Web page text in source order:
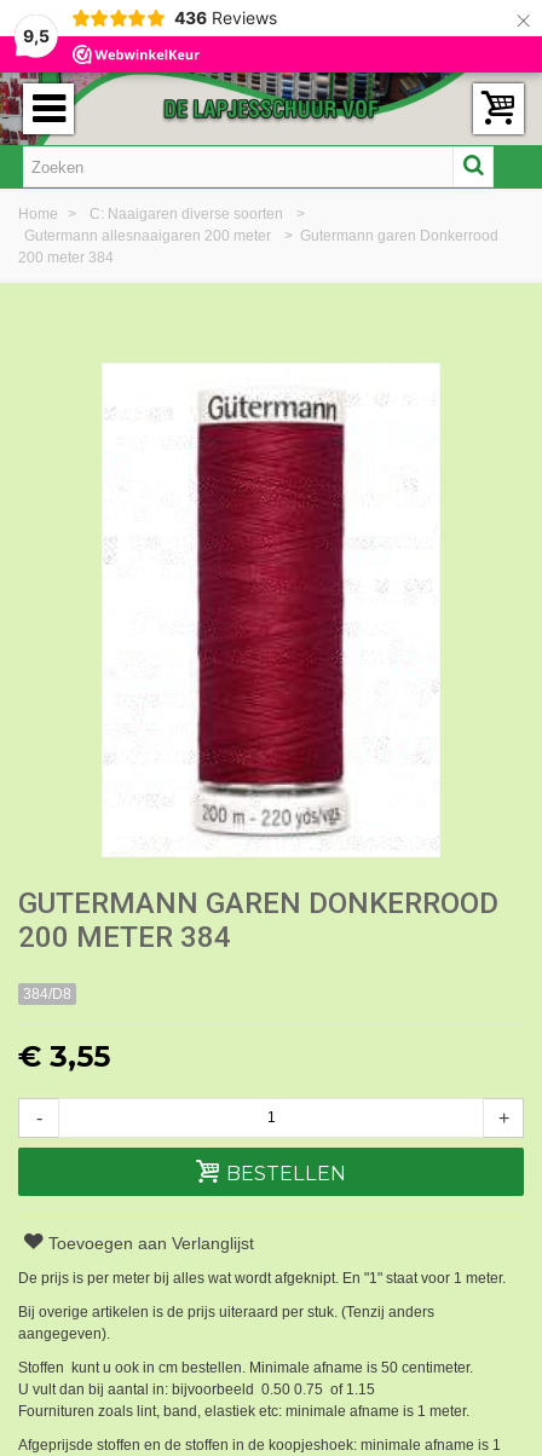
9,5
436 Reviews ×
Home > C: Naaigaren diverse soorten
>
Gutermann allesnaaigaren 200 meter
> Gutermann garen Donkerrood
200 meter 384
GUTERMANN GAREN DONKERROOD
200 METER 384
384/D8
€ 3,55
- +
BESTELLEN
Toevoegen aan Verlanglijst
De prijs is per meter bij alles wat wordt afgeknipt. En "1" staat voor 1 meter.
Bij overige artikelen is de prijs uiteraard per stuk. (Tenzij anders
aangegeven).
Stoffen kunt u ook in cm bestellen. Minimale afname is 50 centimeter.
U vult dan bij aantal in: bijvoorbeeld 0.50 0.75 of 1.15
Fournituren zoals lint, band, elastiek etc: minimale afname is 1 meter.
Afgeprijsde stoffen en de stoffen in de koopjeshoek: minimale afname is 1